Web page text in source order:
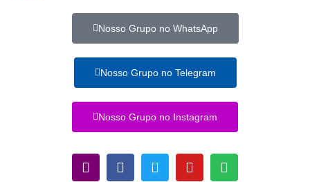
Nosso Grupo no WhatsApp
Nosso Grupo no Telegram
Nosso Grupo no Instagram